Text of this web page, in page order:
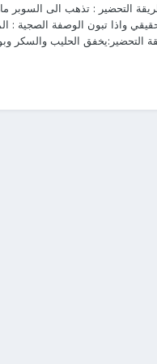
:200 فلس طريقة التحضير : تذهب الى
التحضير:يخفق الحليب والسكر